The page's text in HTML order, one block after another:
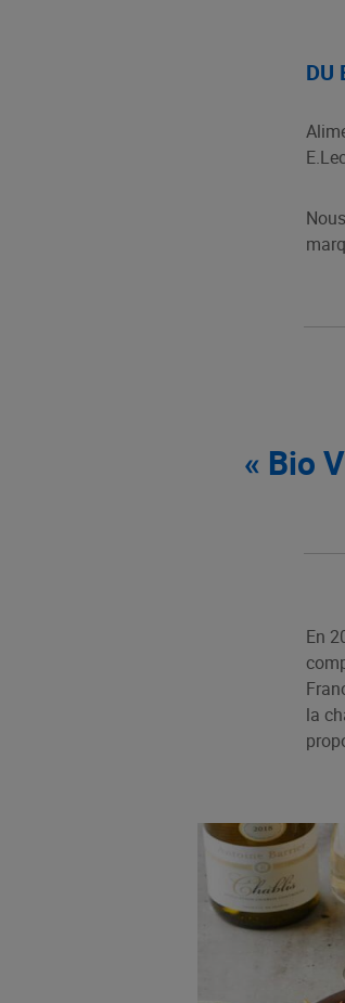
DU
« Bio
En
la